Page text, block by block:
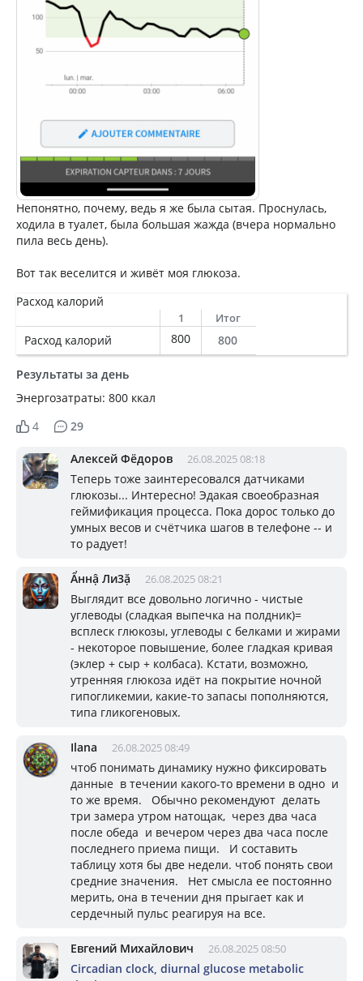
Непонятно, почему, ведь я же была сытая. Проснулась,
ходила в туалет, была большая жажда (вчера нормально
пила весь день).
Вот так веселится и живёт моя глюкоза.
Расход калорий
1 Итог
Расход калорий 800 800
Результаты за день
Энергозатраты: 800 ккал
4
29
Алексей Фёдоров 26.08.2025 08:18
Теперь тоже заинтересовался датчиками
глюкозы... Интересно! Эдакая своеобразная
геймификация процесса. Пока дорос только до
умных весов и счётчика шагов в телефоне -- и
то радует!
Ẩннậ Ли3ặ 26.08.2025 08:21
Выглядит все довольно логично - чистые
углеводы (сладкая выпечка на полдник)=
всплеск глюкозы, углеводы с белками и жирами
- некоторое повышение, более гладкая кривая
(эклер + сыр + колбаса). Кстати, возможно,
утренняя глюкоза идёт на покрытие ночной
гипогликемии, какие-то запасы пополняются,
типа гликогеновых.
Ilana 26.08.2025 08:49
чтоб понимать динамику нужно фиксировать
данные в течении какого-то времени в одно и
то же время. Обычно рекомендуют делать
три замера утром натощак, через два часа
после обеда и вечером через два часа после
последнего приема пищи. И составить
таблицу хотя бы две недели. чтоб понять свои
средние значения. Нет смысла ее постоянно
мерить, она в течении дня прыгает как и
сердечный пульс реагируя на все.
Евгений Михайлович 26.08.2025 08:50
Circadian clock, diurnal glucose metabolic